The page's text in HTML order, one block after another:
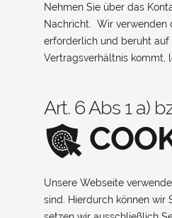
Nehmen Sie über das
Nachricht. Wir verwenden
erforderlich und beruht auf
Vertragsverhältnis kommt,
Art. 6 Abs 1 a)
Unsere Webseite
sind. Hierdurch können wir